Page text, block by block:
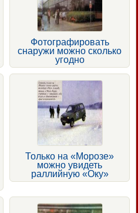
Фотографировать
снаружи можно сколько
угодно
Только на «Морозе»
можно увидеть
раллийную «Оку»